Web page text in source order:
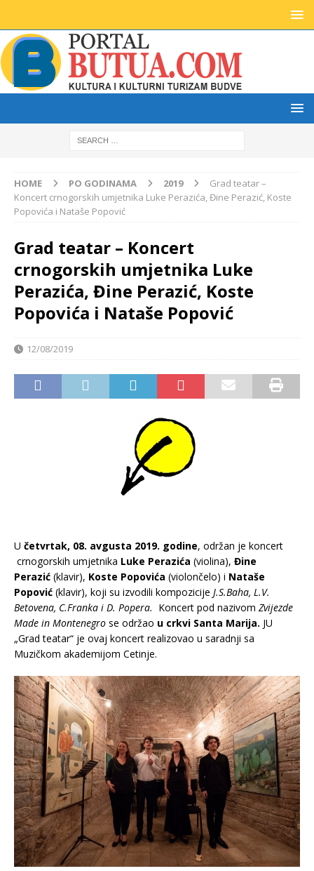
HOME PO GODINAMA 2019
Grad teatar –
Koncert crnogorskih umjetnika Luke Perazića, Đine Perazić, Koste
Popovića i Nataše Popović
Grad teatar – Koncert
crnogorskih umjetnika Luke
Perazića, Đine Perazić, Koste
Popovića i Nataše Popović
12/08/2019
U četvrtak, 08. avgusta 2019. godine, održan je koncert
crnogorskih umjetnika Luke Perazića (violina), Đine
Perazić (klavir), Koste Popovića (violončelo) i Nataše
Popović (klavir), koji su izvodili kompozicije J.S.Baha, L.V.
Betovena, C.Franka i D. Popera. Koncert pod nazivom Zvijezde
Made in Montenegro se održao u crkvi Santa Marija. JU
„Grad teatar“ je ovaj koncert realizovao u saradnji sa
Muzičkom akademijom Cetinje.